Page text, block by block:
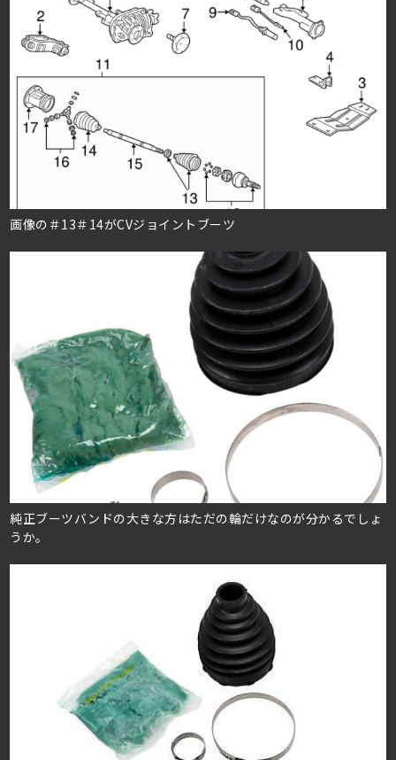
画像の＃13＃14がCVジョイントブーツ
純正ブーツバンドの大きな方はただの輪だけなのが分かるでしょ
うか。